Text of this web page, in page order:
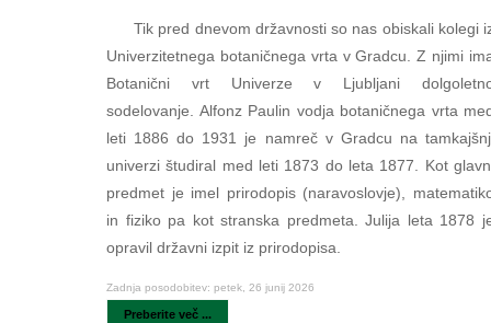
Tik pred dnevom državnosti so nas obiskali kolegi
Univerzitetnega botaničnega vrta v Gradcu. Z njimi
Botanični vrt Univerze v Ljubljani
sodelovanje. Alfonz Paulin vodja botaničnega vrta
leti 1886 do 1931 je namreč v Gradcu na
univerzi študiral med leti 1873 do leta 1877. Kot
predmet je imel prirodopis (naravoslovje),
in fiziko pa kot stranska predmeta. Julija leta 1878
opravil državni izpit iz prirodopisa.
Zadnja posodobitev: petek, 26 junij 2026
Preberite več ...